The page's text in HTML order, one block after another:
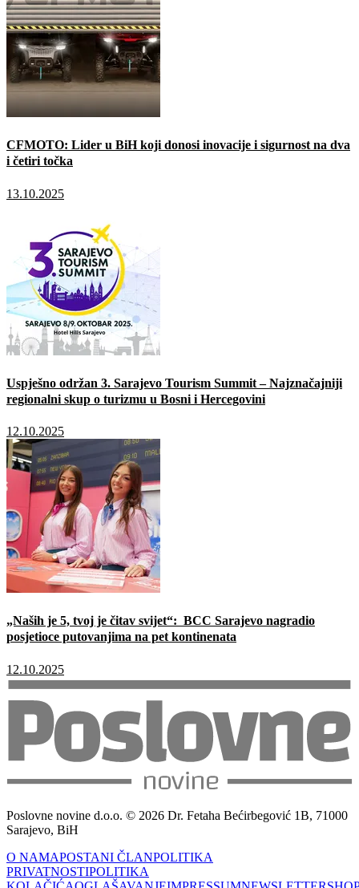
CFMOTO: Lider u BiH koji donosi inovacije i sigurnost na dva
i četiri točka
13.10.2025
Uspješno održan 3. Sarajevo Tourism Summit – Najznačajniji
regionalni skup o turizmu u Bosni i Hercegovini
12.10.2025
„Naših je 5, tvoj je čitav svijet“: BCC Sarajevo nagradio
posjetioce putovanjima na pet kontinenata
12.10.2025
Poslovne novine d.o.o. © 2026 Dr. Fetaha Bećirbegović 1B, 71000
Sarajevo, BiH
O NAMAPOSTANI ČLANPOLITIKA
PRIVATNOSTIPOLITIKA